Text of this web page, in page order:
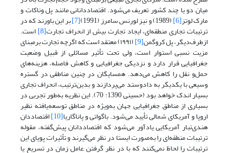
میان دو یا چند کشور تعریف می‌شود. اقتصاددانانی مانند پل وناکات و
مارک لوتز[6] (1989) و نیز لورنس سامرز (1991) [7] بر این باورند که در
ترتیبات تجاری منطقه‌ای، ایجاد تجارت بیش از انحراف تجارت[8] است.
از‌طرف‌دیگر، پل کروگمن[9] (۱۹۹۱) معتقد است که اگرچه تجارت برمبنای
مزیت نسبی استوار است، ولی تحت‌ تأثیر مسائلی از قبیل وضعیت
جغرافیایی قرار دارد و نزدیکی جغرافیایی و کاهش فاصله، هزینه‌های
حمل‌و نقل را کاهش می‌دهد. همسایگان در چنین مناطقی در گستره
وسیعی با یکدیگر به دادوستد می‌پردازند و بدین‌ترتیب، انحراف تجاری
بسیار اندک خواهد بود (حسینی 1390: 70). این نظریه به‌طور تجربی در
بسیاری از مناطق جغرافیایی جهان به‌ویژه در مناطق توسعه‌یافته نظیر
اروپا و آمریکای شمالی تأیید می‌شود. باگواتی و پاناگاریا[10] اقتصاددان
هندی‌تبار آمریکایی یادآور می‌شود که اقتصاددانان پیش‌گفته، مقوله
ترتیبات منطقه‌ای را به‌صورت ایستا در نظر می‌گیرند و تأثیرات پویای این
ترتیبات را لحاظ نمی‌کنند که با در نظر گرفتن عامل زمان در تسریع یا